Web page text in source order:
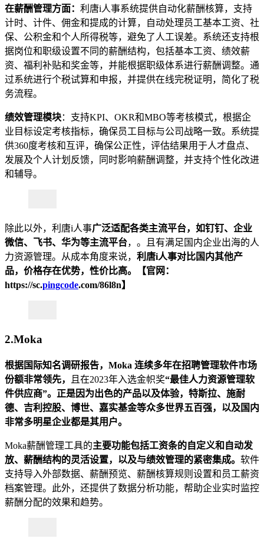
在薪酬管理方面： 利唐i人事系统提供自动化薪酬核算，支持
计时、计件、佣金和提成的计算，自动处理员工基本工资、社
保、公积金和个人所得税等，避免了人工误差。系统还支持根
据岗位和职级设置不同的薪酬结构，包括基本工资、绩效薪
资、福利补贴和奖金等，并能根据职级体系进行薪酬调整。通
过系统进行个税试算和申报，并提供在线完税证明，简化了税
务流程。
绩效管理模块：支持KPI、OKR和MBO等考核模式，根据企
业目标设定考核指标，确保员工目标与公司战略一致。系统提
供360度考核和互评，确保公正性，评估结果用于人才盘点、
发展及个人计划反馈，同时影响薪酬调整，并支持个性化改进
和辅导。
除此以外，利唐i人事广泛适配各类主流平台，如钉钉、企业
微信、 飞书、华为等主流平台，。且有满足国内企业出海的人
力资源管理。从成本角度来说， 利唐i人事对比国内其他产
品，价格存在优势，性价比高。【官网：
https://sc.pingcode.com/86l8n】
2.Moka
根据国际知名调研报告，Moka 连续多年在招聘管理软件市场
份额非常领先，
且在2023年入选金帜奖“最佳人力资源管理软
件供应商”。正是因为出色的产品以及体验，特斯拉、施耐
德、吉利控股、博世、嘉实基金等众多世界五百强，以及国内
非常多明星企业都是其用户。
Moka薪酬管理工具的主要功能包括工资条的自定义和自动发
放、薪酬结构的灵活设置，以及与绩效管理的紧密集成。 软件
支持导入外部数据、薪酬预览、薪酬核算规则设置和员工薪资
档案管理。此外，还提供了数据分析功能，帮助企业实时监控
薪酬分配的效果和趋势。